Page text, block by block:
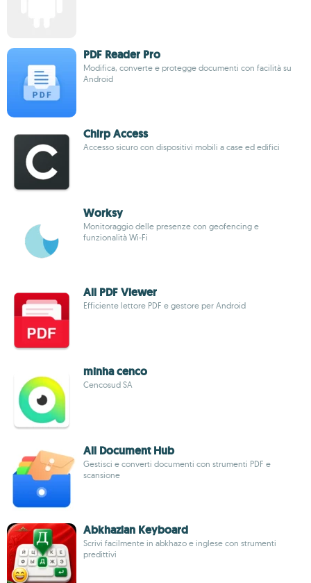
PDF Reader Pro
Modifica, converte e protegge documenti con facilità su
Android
Chirp Access
Accesso sicuro con dispositivi mobili a case ed edifici
Worksy
Monitoraggio delle presenze con geofencing e
funzionalità Wi-Fi
All PDF Viewer
Efficiente lettore PDF e gestore per Android
minha cenco
Cencosud SA
All Document Hub
Gestisci e converti documenti con strumenti PDF e
scansione
Abkhazian Keyboard
Scrivi facilmente in abkhazo e inglese con strumenti
predittivi